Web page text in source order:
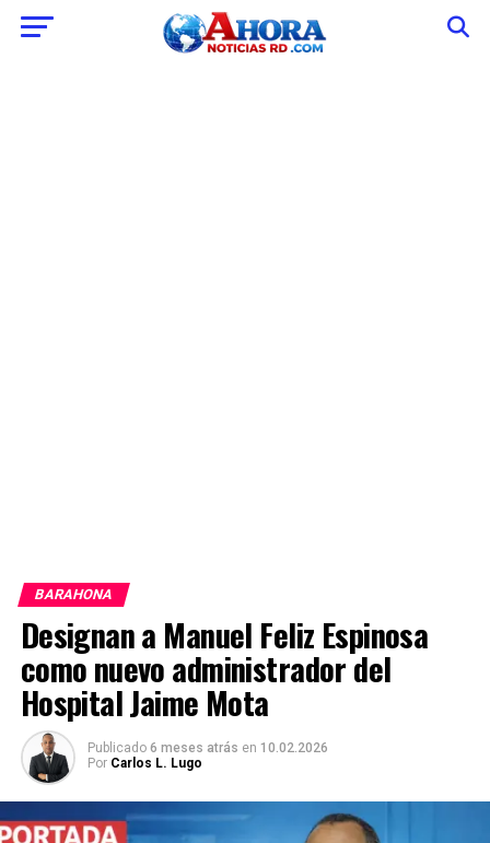
BARAHONA
Designan a Manuel Feliz Espinosa
como nuevo administrador del
Hospital Jaime Mota
Publicado 6 meses atrás en 10.02.2026
Por Carlos L. Lugo